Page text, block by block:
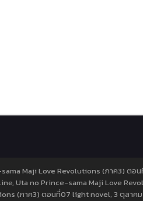
Maji Love Revolutions (ภาค3) ต
Uta no Prince-sama Maji Love
(ภาค3) ตอนที่07 light novel, 3 ตุลาค